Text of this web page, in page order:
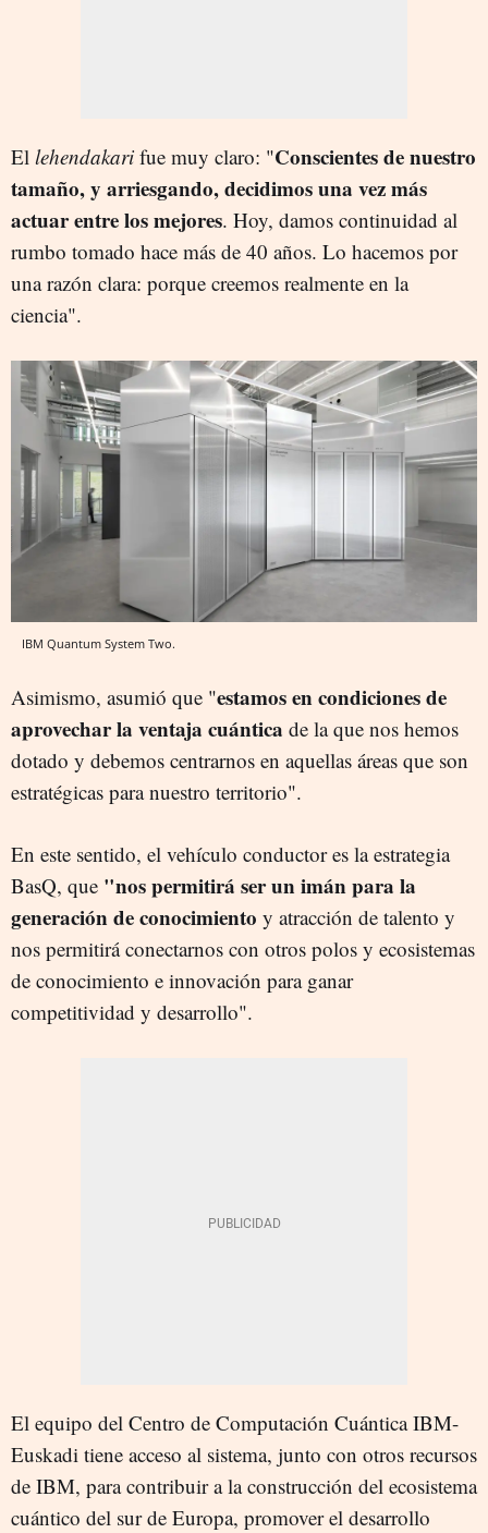
El lehendakari fue muy claro: "Conscientes de nuestro
tamaño, y arriesgando, decidimos una vez más
actuar entre los mejores. Hoy, damos continuidad al
rumbo tomado hace más de 40 años. Lo hacemos por
una razón clara: porque creemos realmente en la
ciencia".
IBM Quantum System Two.
Asimismo, asumió que "estamos en condiciones de
aprovechar la ventaja cuántica de la que nos hemos
dotado y debemos centrarnos en aquellas áreas que son
estratégicas para nuestro territorio".
En este sentido, el vehículo conductor es la estrategia
BasQ, que "nos permitirá ser un imán para la
generación de conocimiento y atracción de talento y
nos permitirá conectarnos con otros polos y ecosistemas
de conocimiento e innovación para ganar
competitividad y desarrollo".
El equipo del Centro de Computación Cuántica IBM-
Euskadi tiene acceso al sistema, junto con otros recursos
de IBM, para contribuir a la construcción del ecosistema
cuántico del sur de Europa, promover el desarrollo